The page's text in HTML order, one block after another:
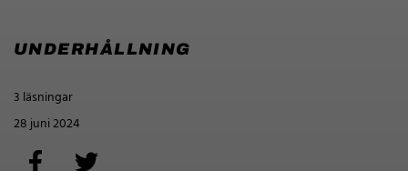
UNDERHÅLLNING
3 läsningar
28 juni 2024